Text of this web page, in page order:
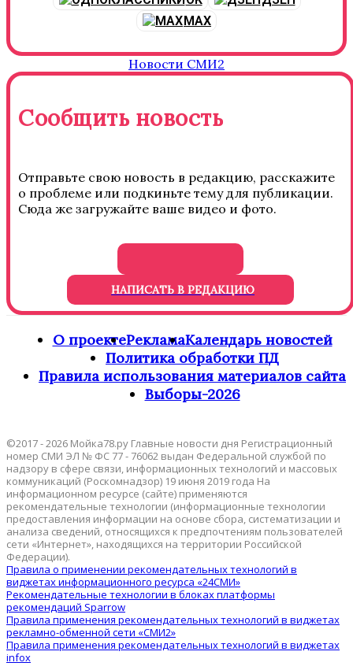
MAX
Новости СМИ2
Сообщить новость
Отправьте свою новость в редакцию, расскажите
о проблеме или подкиньте тему для публикации.
Сюда же загружайте ваше видео и фото.
НАПИСАТЬ В РЕДАКЦИЮ
О проектеРекламаКалендарь новостей
Политика обработки ПД
Правила использования материалов сайта
Выборы-2026
©2017 - 2026 Мойка78.ру Главные новости дня Регистрационный
номер СМИ ЭЛ № ФС 77 - 76062 выдан Федеральной службой по
надзору в сфере связи, информационных технологий и массовых
коммуникаций (Роскомнадзор) 19 июня 2019 года На
информационном ресурсе (сайте) применяются
рекомендательные технологии (информационные технологии
предоставления информации на основе сбора, систематизации и
анализа сведений, относящихся к предпочтениям пользователей
сети «Интернет», находящихся на территории Российской
Федерации).
Правила о применении рекомендательных технологий в
виджетах информационного ресурса «24СМИ»
Рекомендательные технологии в блоках платформы
рекомендаций Sparrow
Правила применения рекомендательных технологий в виджетах
рекламно-обменной сети «СМИ2»
Правила применения рекомендательных технологий в виджетах
infox